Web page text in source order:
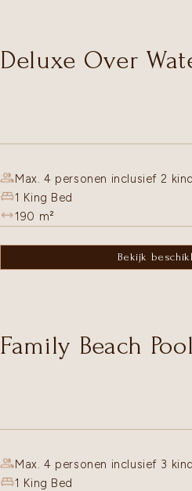
Deluxe Over
Max. 4 personen inclusief 2
1 King Bed
190 m²
Bekijk
Family Beach
Max. 4 personen inclusief 3
1 King Bed